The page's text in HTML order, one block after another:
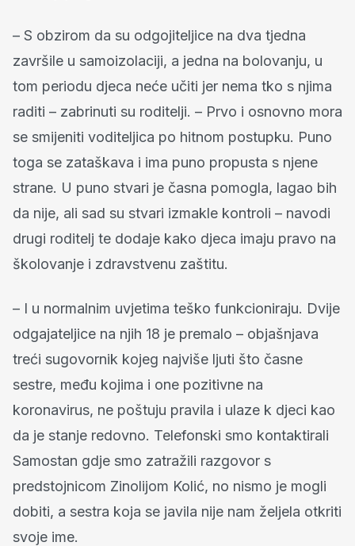
– S obzirom da su odgojiteljice na dva tjedna
završile u samoizolaciji, a jedna na bolovanju, u
tom periodu djeca neće učiti jer nema tko s njima
raditi – zabrinuti su roditelji. – Prvo i osnovno mora
se smijeniti voditeljica po hitnom postupku. Puno
toga se zataškava i ima puno propusta s njene
strane. U puno stvari je časna pomogla, lagao bih
da nije, ali sad su stvari izmakle kontroli – navodi
drugi roditelj te dodaje kako djeca imaju pravo na
školovanje i zdravstvenu zaštitu.
– I u normalnim uvjetima teško funkcioniraju. Dvije
odgajateljice na njih 18 je premalo – objašnjava
treći sugovornik kojeg najviše ljuti što časne
sestre, među kojima i one pozitivne na
koronavirus, ne poštuju pravila i ulaze k djeci kao
da je stanje redovno. Telefonski smo kontaktirali
Samostan gdje smo zatražili razgovor s
predstojnicom Zinolijom Kolić, no nismo je mogli
dobiti, a sestra koja se javila nije nam željela otkriti
svoje ime.